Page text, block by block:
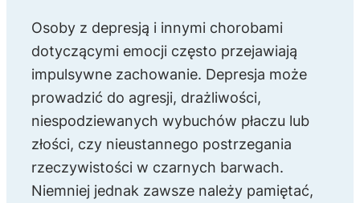
Osoby z depresją i innymi chorobami
dotyczącymi emocji często przejawiają
impulsywne zachowanie. Depresja może
prowadzić do agresji, drażliwości,
niespodziewanych wybuchów płaczu lub
złości, czy nieustannego postrzegania
rzeczywistości w czarnych barwach.
Niemniej jednak zawsze należy pamiętać,